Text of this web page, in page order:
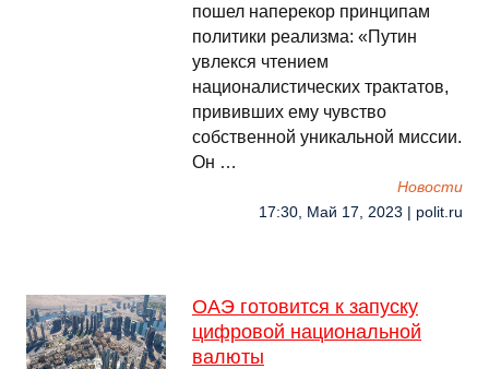
пошел наперекор принципам
политики реализма: «Путин
увлекся чтением
националистических трактатов,
прививших ему чувство
собственной уникальной миссии.
Он …
Новости
17:30, Май 17, 2023 | polit.ru
ОАЭ готовится к запуску
цифровой национальной
валюты